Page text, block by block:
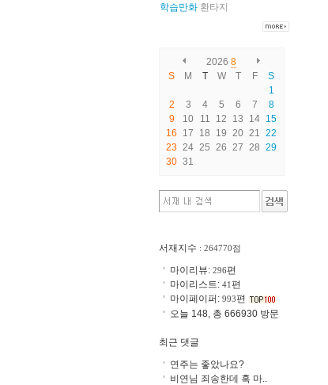
학습만화 환타지
2026 8
S
M T W T F
S
1
2
3 4 5 6 7
8
9
10 11 12 13 14 15
16
17 18 19 20 21
22
23 24 25 26 27 28 29
30 31
서재지수 : 264770점
마이리뷰: 296편
마이리스트: 41편
마이페이퍼: 993편
오늘 148, 총 666930 방문
최근 댓글
연주는 좋았나요?
비연님 죄송한데 혹 마..